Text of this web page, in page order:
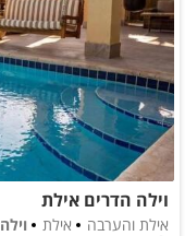
וילה הדרים אילת
אילת והערבה אילת
וילה 6 חדרים